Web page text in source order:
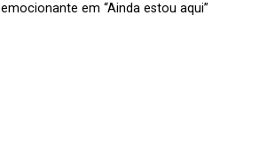
emocionante em “Ainda estou aqui”